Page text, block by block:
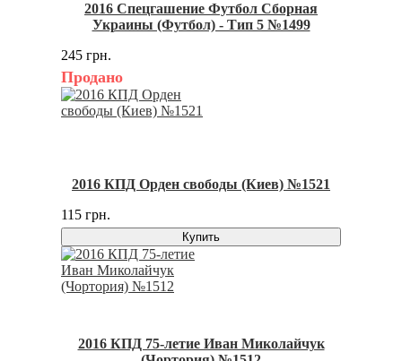
2016 Спецгашение Футбол Сборная
Украины (Футбол) - Тип 5 №1499
245 грн.
Продано
2016 КПД Орден свободы (Киев) №1521
115 грн.
Купить
2016 КПД 75-летие Иван Миколайчук